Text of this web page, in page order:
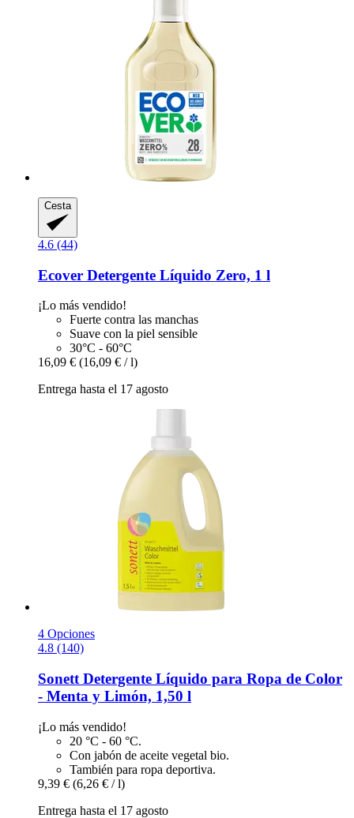
Cesta
4.6 (44)
Ecover Detergente Líquido Zero, 1 l
¡Lo más vendido!
Fuerte contra las manchas
Suave con la piel sensible
30°C - 60°C
16,09 € (16,09 € / l)
Entrega hasta el 17 agosto
4 Opciones
4.8 (140)
Sonett Detergente Líquido para Ropa de Color
-​ Menta y Limón, 1,50 l
¡Lo más vendido!
20 °C - 60 °C.
Con jabón de aceite vegetal bio.
También para ropa deportiva.
9,39 € (6,26 € / l)
Entrega hasta el 17 agosto